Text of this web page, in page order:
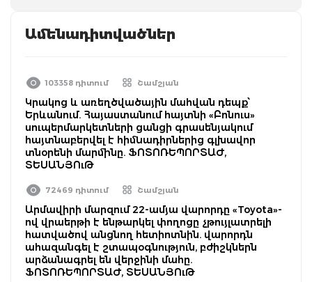
Ամենադիտվածներ
103358 դիտում Շամշյան
Կրակոց և առեղծվածային մահվան դեպք՝
Երևանում. Հայաստանում հայտնի «Բոնուս»
սուպերմարկետների ցանցի գրասենյակում
հայտնաբերվել է հիմնադիրներից գլխավոր
տնօրենի մարմինը. ՖՈՏՈՌԵՊՈՐՏԱԺ,
ՏԵՍԱՆՅՈւԹ
72469 դիտում Շամշյան
Արմավիրի մարզում 22-ամյա վարորդը «Toyota»-
ով վրաերթի է ենթարկել փողոցը չթույլատրելի
հատվածով անցնող հետիոտնին. վարորդն
ահազանգել է շտապօգնություն, բժիշկներն
արձանագրել են վերջինի մահը.
ՖՈՏՈՌԵՊՈՐՏԱԺ, ՏԵՍԱՆՅՈւԹ